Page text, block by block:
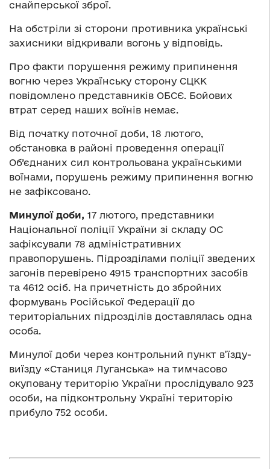
снайперської зброї.
На обстріли зі сторони противника українські
захисники відкривали вогонь у відповідь.
Про факти порушення режиму припинення
вогню через Українську сторону СЦКК
повідомлено представників ОБСЄ. Бойових
втрат серед наших воїнів немає.
Від початку поточної доби, 18 лютого,
обстановка в районі проведення операції
Об’єднаних сил контрольована українськими
воїнами, порушень режиму припинення вогню
не зафіксовано.
Минулої доби, 17 лютого, представники
Національної поліції України зі складу ОС
зафіксували 78 адміністративних
правопорушень. Підрозділами поліції зведених
загонів перевірено 4915 транспортних засобів
та 4612 осіб. На причетність до збройних
формувань Російської Федерації до
територіальних підрозділів доставлялась одна
особа.
Минулої доби через контрольний пункт в’їзду-
виїзду «Станиця Луганська» на тимчасово
окуповану територію України прослідувало 923
особи, на підконтрольну Україні територію
прибуло 752 особи.